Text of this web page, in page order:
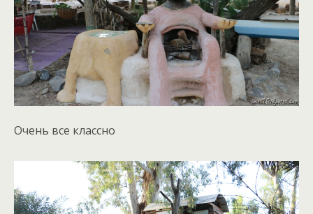
Очень все классно